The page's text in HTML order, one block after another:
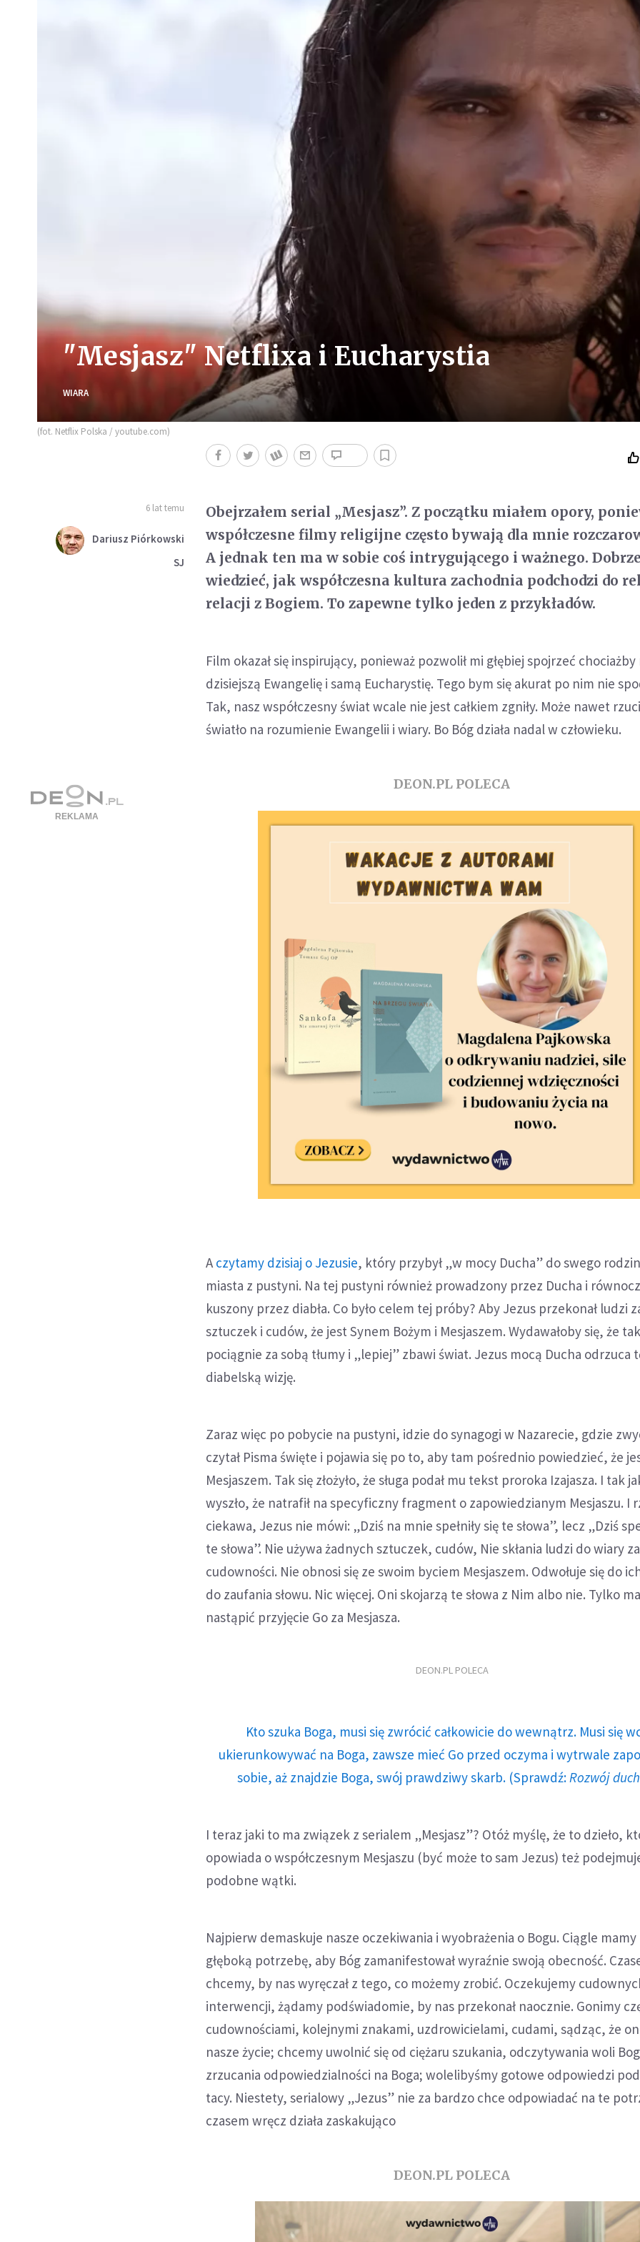
"Mesjasz" Netflixa i Eucharystia
WIARA
(fot. Netflix Polska / youtube.com)
6 lat temu
Dariusz Piórkowski
SJ
Obejrzałem serial „Mesjasz”. Z początku miałem opory,
współczesne filmy religijne często bywają dla mnie
A jednak ten ma w sobie coś intrygującego i ważnego. Dobrze
wiedzieć, jak współczesna kultura zachodnia podchodzi do
relacji z Bogiem. To zapewne tylko jeden z przykładów.
Film okazał się inspirujący, ponieważ pozwolił mi głębiej spojrzeć chociażby
dzisiejszą Ewangelię i samą Eucharystię. Tego bym się akurat po nim nie
Tak, nasz współczesny świat wcale nie jest całkiem zgniły. Może nawet
światło na rozumienie Ewangelii i wiary. Bo Bóg działa nadal w człowieku.
DEON.PL POLECA
A czytamy dzisiaj o Jezusie, który przybył „w mocy Ducha” do swego
miasta z pustyni. Na tej pustyni również prowadzony przez Ducha i
kuszony przez diabła. Co było celem tej próby? Aby Jezus przekonał ludzi
sztuczek i cudów, że jest Synem Bożym i Mesjaszem. Wydawałoby się, że tak
pociągnie za sobą tłumy i „lepiej” zbawi świat. Jezus mocą Ducha odrzuca
diabelską wizję.
Zaraz więc po pobycie na pustyni, idzie do synagogi w Nazarecie, gdzie
czytał Pisma święte i pojawia się po to, aby tam pośrednio powiedzieć, że
Mesjaszem. Tak się złożyło, że sługa podał mu tekst proroka Izajasza. I tak
wyszło, że natrafił na specyficzny fragment o zapowiedzianym Mesjaszu. I
ciekawa, Jezus nie mówi: „Dziś na mnie spełniły się te słowa”, lecz „Dziś
te słowa”. Nie używa żadnych sztuczek, cudów, Nie skłania ludzi do wiary
cudowności. Nie obnosi się ze swoim byciem Mesjaszem. Odwołuje się do
do zaufania słowu. Nic więcej. Oni skojarzą te słowa z Nim albo nie. Tylko
nastąpić przyjęcie Go za Mesjasza.
DEON.PL POLECA
Kto szuka Boga, musi się zwrócić całkowicie do wewnątrz. Musi się
ukierunkowywać na Boga, zawsze mieć Go przed oczyma i wytrwale
sobie, aż znajdzie Boga, swój prawdziwy skarb. (Sprawdź: Rozwój
I teraz jaki to ma związek z serialem „Mesjasz”? Otóż myślę, że to dzieło,
opowiada o współczesnym Mesjaszu (być może to sam Jezus) też
podobne wątki.
Najpierw demaskuje nasze oczekiwania i wyobrażenia o Bogu. Ciągle
głęboką potrzebę, aby Bóg zamanifestował wyraźnie swoją obecność.
chcemy, by nas wyręczał z tego, co możemy zrobić. Oczekujemy
interwencji, żądamy podświadomie, by nas przekonał naocznie. Gonimy
cudownościami, kolejnymi znakami, uzdrowicielami, cudami, sądząc, że
nasze życie; chcemy uwolnić się od ciężaru szukania, odczytywania woli
zrzucania odpowiedzialności na Boga; wolelibyśmy gotowe odpowiedzi
tacy. Niestety, serialowy „Jezus” nie za bardzo chce odpowiadać na te
czasem wręcz działa zaskakująco
DEON.PL POLECA